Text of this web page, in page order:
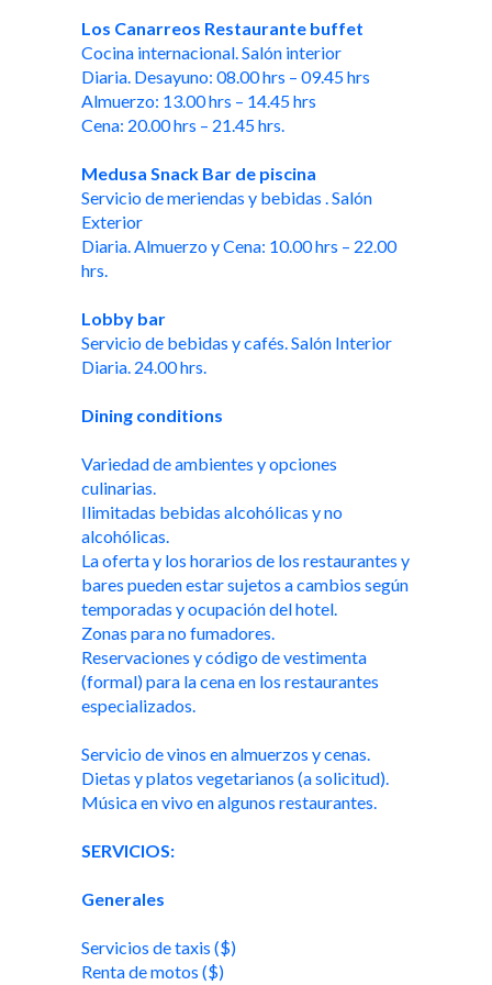
Los Canarreos Restaurante buffet
Cocina internacional. Salón interior
Diaria. Desayuno: 08.00 hrs – 09.45 hrs
Almuerzo: 13.00 hrs – 14.45 hrs
Cena: 20.00 hrs – 21.45 hrs.
Medusa Snack Bar de piscina
Servicio de meriendas y bebidas . Salón
Exterior
Diaria. Almuerzo y Cena: 10.00 hrs – 22.00
hrs.
Lobby bar
Servicio de bebidas y cafés. Salón Interior
Diaria. 24.00 hrs.
Dining conditions
Variedad de ambientes y opciones
culinarias.
Ilimitadas bebidas alcohólicas y no
alcohólicas.
La oferta y los horarios de los restaurantes y
bares pueden estar sujetos a cambios según
temporadas y ocupación del hotel.
Zonas para no fumadores.
Reservaciones y código de vestimenta
(formal) para la cena en los restaurantes
especializados.
Servicio de vinos en almuerzos y cenas.
Dietas y platos vegetarianos (a solicitud).
Música en vivo en algunos restaurantes.
SERVICIOS:
Generales
Servicios de taxis ($)
Renta de motos ($)